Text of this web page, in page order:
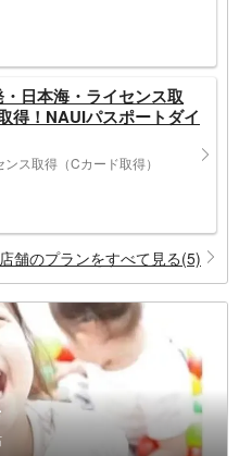
・日本海・ライセンス取
得！NAUIパスポートダイ
ス取得（Cカード取得）
店舗のプランをすべて見る(5)